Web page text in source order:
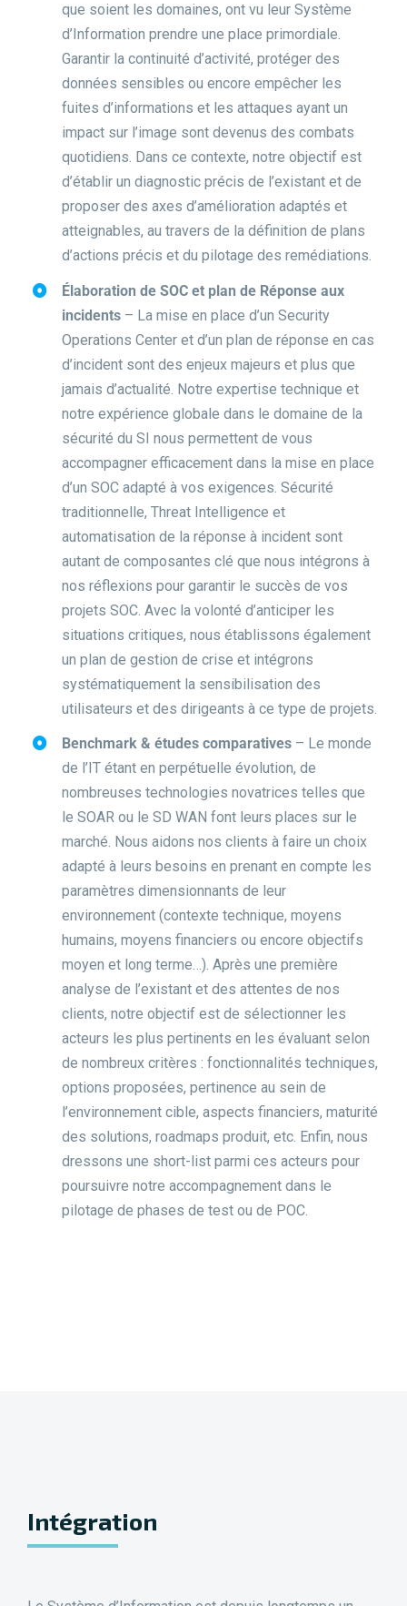
que soient les domaines, ont vu leur Système
d’Information prendre une place primordiale.
Garantir la continuité d’activité, protéger des
données sensibles ou encore empêcher les
fuites d’informations et les attaques ayant un
impact sur l’image sont devenus des combats
quotidiens. Dans ce contexte, notre objectif est
d’établir un diagnostic précis de l’existant et de
proposer des axes d’amélioration adaptés et
atteignables, au travers de la définition de plans
d’actions précis et du pilotage des remédiations.
Élaboration de SOC et plan de Réponse aux
incidents – La mise en place d’un Security
Operations Center et d’un plan de réponse en cas
d’incident sont des enjeux majeurs et plus que
jamais d’actualité. Notre expertise technique et
notre expérience globale dans le domaine de la
sécurité du SI nous permettent de vous
accompagner efficacement dans la mise en place
d’un SOC adapté à vos exigences. Sécurité
traditionnelle, Threat Intelligence et
automatisation de la réponse à incident sont
autant de composantes clé que nous intégrons à
nos réflexions pour garantir le succès de vos
projets SOC. Avec la volonté d’anticiper les
situations critiques, nous établissons également
un plan de gestion de crise et intégrons
systématiquement la sensibilisation des
utilisateurs et des dirigeants à ce type de projets.
Benchmark & études comparatives – Le monde
de l’IT étant en perpétuelle évolution, de
nombreuses technologies novatrices telles que
le SOAR ou le SD WAN font leurs places sur le
marché. Nous aidons nos clients à faire un choix
adapté à leurs besoins en prenant en compte les
paramètres dimensionnants de leur
environnement (contexte technique, moyens
humains, moyens financiers ou encore objectifs
moyen et long terme…). Après une première
analyse de l’existant et des attentes de nos
clients, notre objectif est de sélectionner les
acteurs les plus pertinents en les évaluant selon
de nombreux critères : fonctionnalités techniques,
options proposées, pertinence au sein de
l’environnement cible, aspects financiers, maturité
des solutions, roadmaps produit, etc. Enfin, nous
dressons une short-list parmi ces acteurs pour
poursuivre notre accompagnement dans le
pilotage de phases de test ou de POC.
Intégration